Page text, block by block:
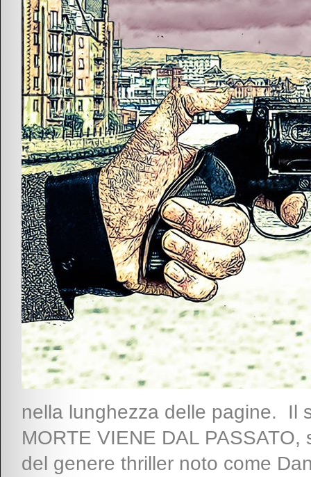
nella lunghezza delle pagine. Il
MORTE VIENE DAL
del genere thriller noto come